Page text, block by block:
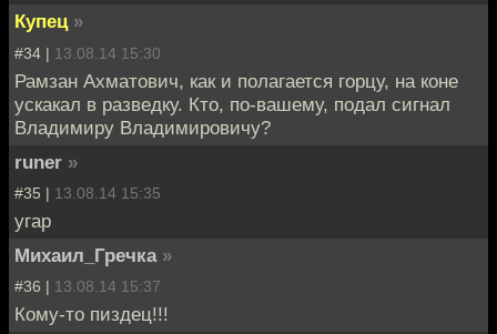
Купец »
#34 | 13.08.14 15:30
Рамзан Ахматович, как и полагается горцу, на коне
ускакал в разведку. Кто, по-вашему, подал сигнал
Владимиру Владимировичу?
runer »
#35 | 13.08.14 15:35
угар
Михаил_Гречка »
#36 | 13.08.14 15:37
Кому-то пиздец!!!